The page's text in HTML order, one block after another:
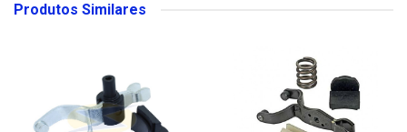
Produtos Similares